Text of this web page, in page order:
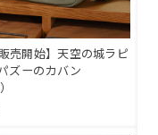
売開始】天空の城ラピ
ズーのカバン